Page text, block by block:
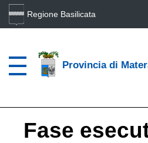
Regione Basilicata
Provincia di
Fase